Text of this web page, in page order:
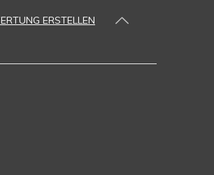
ERSTELLEN